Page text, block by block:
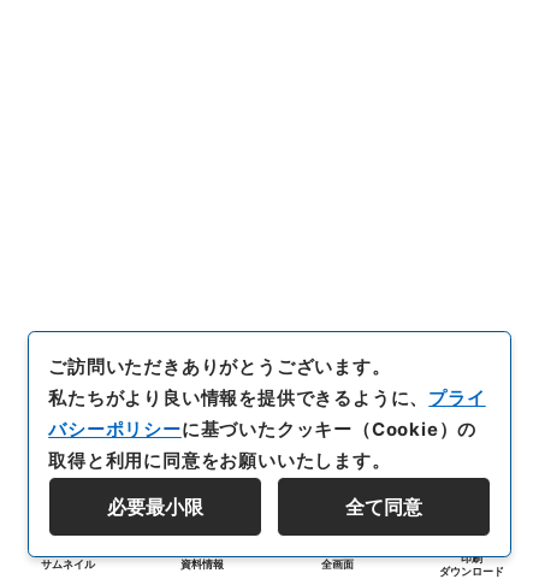
サムネイル 資料情報 全画面
印刷
ダウンロード
ご訪問いただきありがとうございます。
私たちがより良い情報を提供できるように、 プライ
バシーポリシーに基づいたクッキー（Cookie）の
取得と利用に同意をお願いいたします。
必要最小限 全て同意